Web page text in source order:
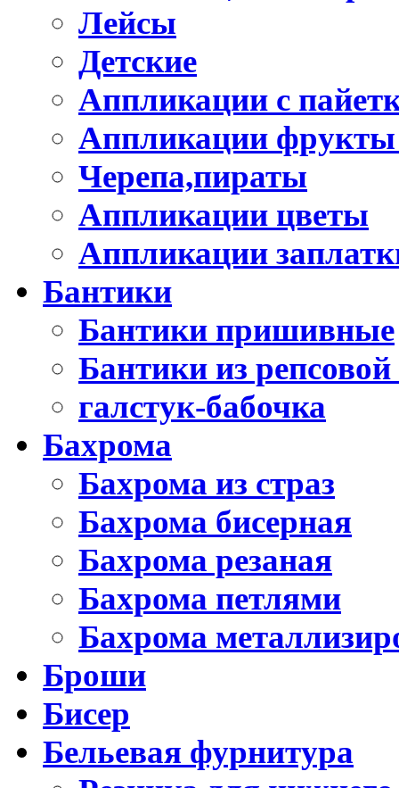
Лейсы
Детские
Аппликации с
Аппликации
Черепа,пираты
Аппликации цветы
Аппликации
Бантики
Бантики пришивные
Бантики из
галстук-бабочка
Бахрома
Бахрома из страз
Бахрома бисерная
Бахрома резаная
Бахрома петлями
Бахрома
Броши
Бисер
Бельевая фурнитура